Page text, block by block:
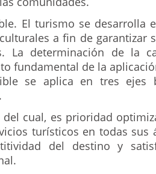
El turismo se desarrolla
a fin de garantizar
La determinación de la
fundamental de la
se aplica en tres ejes
del cual, es prioridad
turísticos en todas sus
del destino y